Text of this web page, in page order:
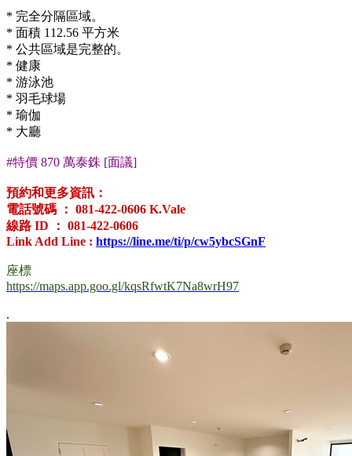
* 完全分隔區域。
* 面積 112.56 平方米
* 公共區域是完整的。
* 健康
* 游泳池
* 羽毛球場
* 瑜伽
* 大廳
#特價 870 萬泰銖 [面議]
預約和更多資訊：
電話號碼 ： 081-422-0606 K.Vale
線路 ID ： 081-422-0606
Link Add Line : https://line.me/ti/p/cw5ybcSGnF
座標
https://maps.app.goo.gl/kqsRfwtK7Na8wrH97
.